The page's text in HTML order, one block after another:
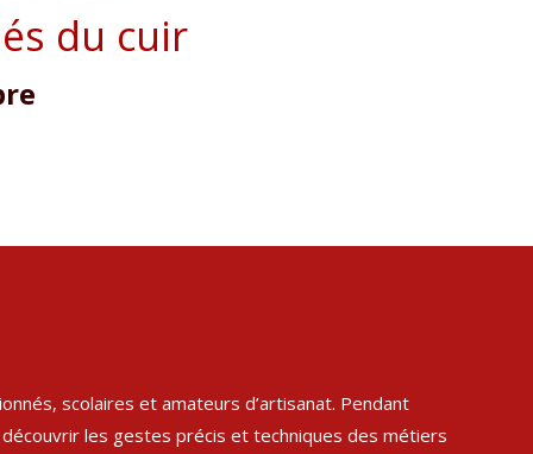
du cuir
scolaires et amateurs d’artisanat. Pendant
les gestes précis et techniques des métiers